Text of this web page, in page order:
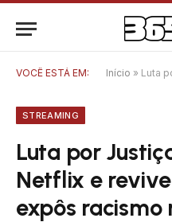
VOCÊ ESTÁ EM: Início » Luta por
STREAMING
Luta por
Netflix e
expôs racismo